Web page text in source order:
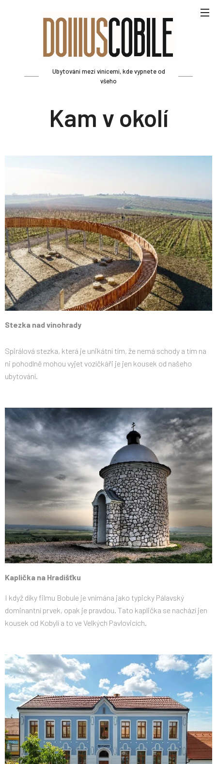
Ubytování mezi vinicemi, kde vypnete od
všeho
Kam v okolí
Stezka nad vinohrady
Spirálová stezka, která je unikátní tím, že nemá schody a tím na
ni pohodlně mohou vyjet vozíčkáři je jen kousek od našeho
ubytování.
Kaplička na Hradišťku
I když díky filmu Bobule je vnímána jako typicky Pálavský
dominantní prvek, opak je pravdou. Tato kaplička se nachází jen
kousek od Kobylí a to ve Velkých Pavlovicích.